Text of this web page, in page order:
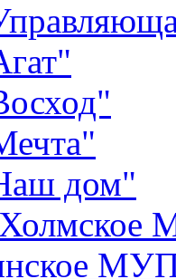
дом"